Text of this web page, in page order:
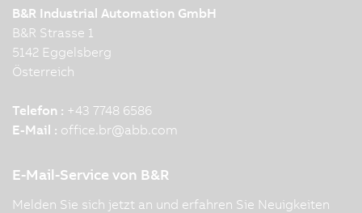
B&R Industrial Automation GmbH
B&R Strasse 1
5142 Eggelsberg
Österreich
Telefon : +43 7748 6586
E-Mail : office.br@abb.com
E-Mail-Service von B&R
Melden Sie sich jetzt an und erfahren Sie Neuigkeiten